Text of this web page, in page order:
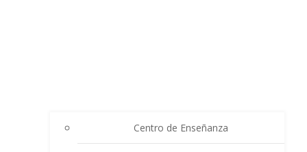
Centro de Enseñanza